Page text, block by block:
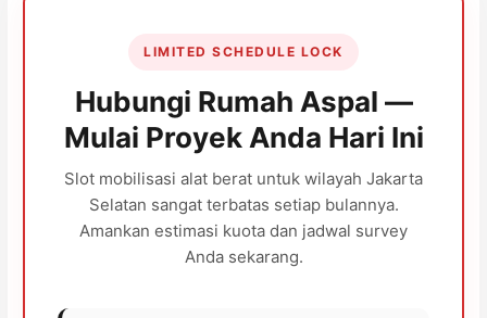
LIMITED SCHEDULE LOCK
Hubungi Rumah Aspal —
Mulai Proyek Anda Hari Ini
Slot mobilisasi alat berat untuk wilayah Jakarta
Selatan sangat terbatas setiap bulannya.
Amankan estimasi kuota dan jadwal survey
Anda sekarang.